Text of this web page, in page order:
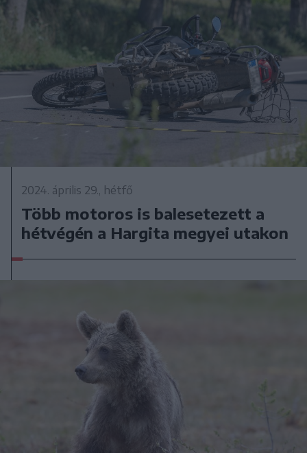
2024. április 29., hétfő
Több motoros is balesetezett a
hétvégén a Hargita megyei utakon